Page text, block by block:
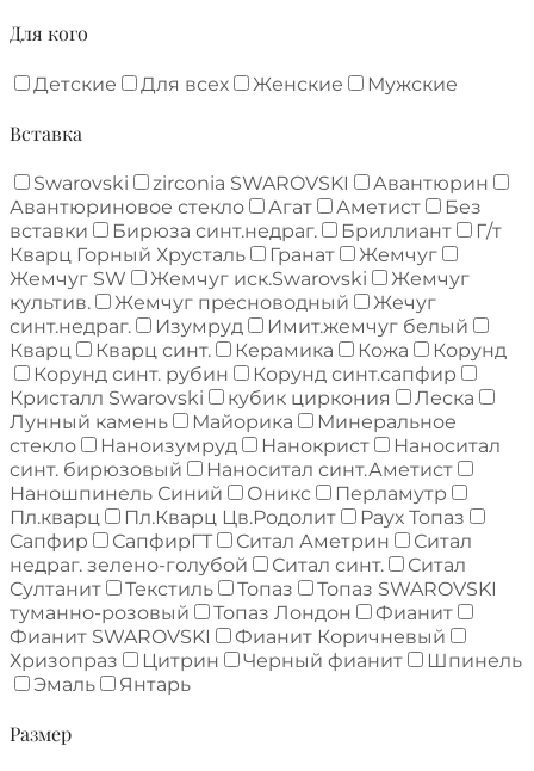
Для кого
Детские Для всех Женские Мужские
Вставка
Swarovski zirconia SWAROVSKI
Авантюрин
Авантюриновое стекло
Агат Аметист
Без
вставки
Бирюза синт.недраг. Бриллиант
Г/т
Кварц Горный Хрусталь
Гранат
Жемчуг
Жемчуг SW
Жемчуг иск.Swarovski
Жемчуг
культив.
Жемчуг пресноводный
Жечуг
синт.недраг.
Изумруд
Имит.жемчуг белый
Кварц
Кварц синт. Керамика Кожа
Корунд
Корунд синт. рубин
Корунд синт.сапфир
Кристалл Swarovski
кубик циркония
Леска
Лунный камень
Майорика
Минеральное
стекло
Наноизумруд Нанокрист
Наноситал
синт. бирюзовый
Наноситал синт.Аметист
Наношпинель Синий
Оникс
Перламутр
Пл.кварц
Пл.Кварц Цв.Родолит
Раух Топаз
Сапфир
СапфирГТ Ситал Аметрин
Ситал
недраг. зелено-голубой
Ситал синт.
Ситал
Султанит
Текстиль Топаз
Топаз SWAROVSKI
туманно-розовый
Топаз Лондон
Фианит
Фианит SWAROVSKI
Фианит Коричневый
Хризопраз
Цитрин Черный фианит
Шпинель
Эмаль
Янтарь
Размер